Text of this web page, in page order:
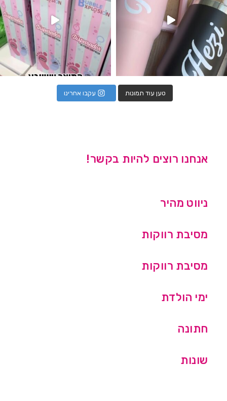
טען עוד תמונות עקבו אחרינו
אנחנו רוצים להיות בקשר!
ניווט מהיר
מסיבת רווקות
מסיבת רווקות
ימי הולדת
חתונה
שונות